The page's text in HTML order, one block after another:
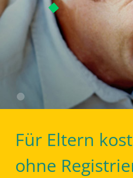
Für Eltern
ohne